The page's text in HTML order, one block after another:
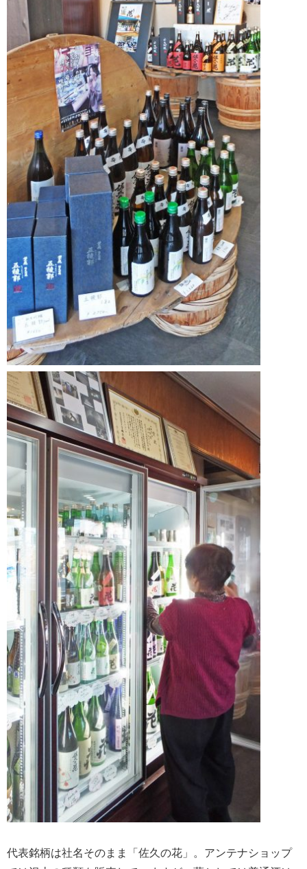
代表銘柄は社名そのまま「佐久の花」。アンテナショップ